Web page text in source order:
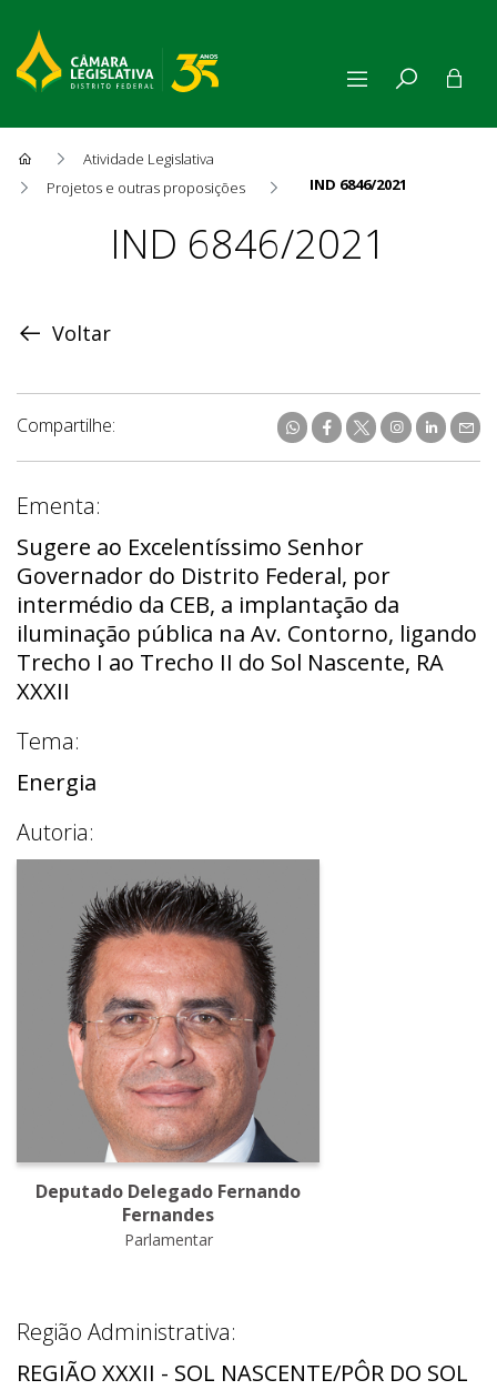
Atividade Legislativa
Projetos e outras proposições
IND 6846/2021
ProposiçãoIND 6846/2021
Voltar
Compartilhe:
Ementa:
Sugere ao Excelentíssimo Senhor
Governador do Distrito Federal, por
intermédio da CEB, a implantação da
iluminação pública na Av. Contorno, ligando
Trecho I ao Trecho II do Sol Nascente, RA
XXXII
Tema:
Energia
Autoria:
Deputado Delegado Fernando
Fernandes
Parlamentar
Região Administrativa:
REGIÃO XXXII - SOL NASCENTE/PÔR DO SOL